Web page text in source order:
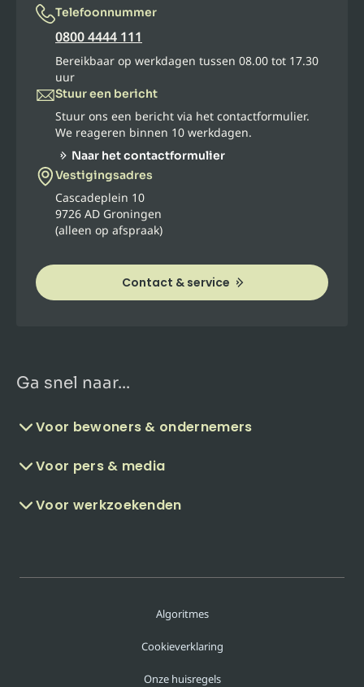
Telefoonnummer
0800 4444 111
Bereikbaar op werkdagen tussen 08.00 tot 17.30
uur
Stuur een bericht
Stuur ons een bericht via het contactformulier.
We reageren binnen 10 werkdagen.
Naar het contactformulier
Vestigingsadres
Cascadeplein 10
9726 AD Groningen
(alleen op afspraak)
Contact & service
Ga snel naar...
Voor bewoners & ondernemers
Voor pers & media
Voor werkzoekenden
Algoritmes
Cookieverklaring
Onze huisregels